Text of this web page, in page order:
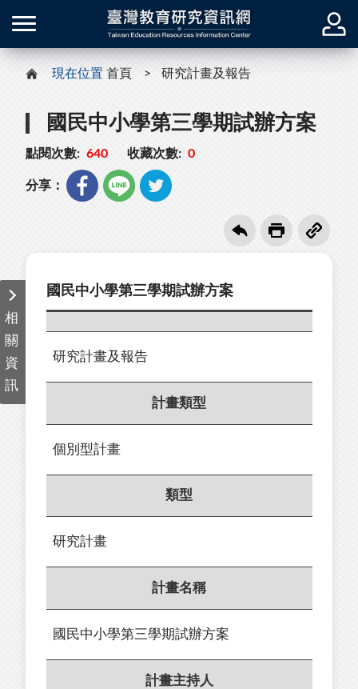
現在位置 首頁 研究計畫及報告
國民中小學第三學期試辦方案
點閱次數: 640 收藏次數: 0
分享：
相
關
資
訊
國民中小學第三學期試辦方案
研究計畫及報告
計畫類型
個別型計畫
類型
研究計畫
計畫名稱
國民中小學第三學期試辦方案
計畫主持人